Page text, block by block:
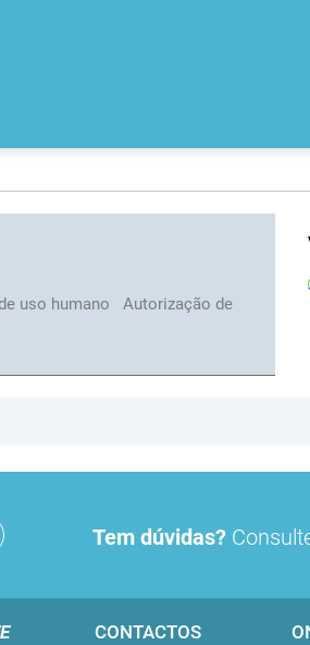
uso humano
Autorização de
Tem dúvidas?
CONTACTOS